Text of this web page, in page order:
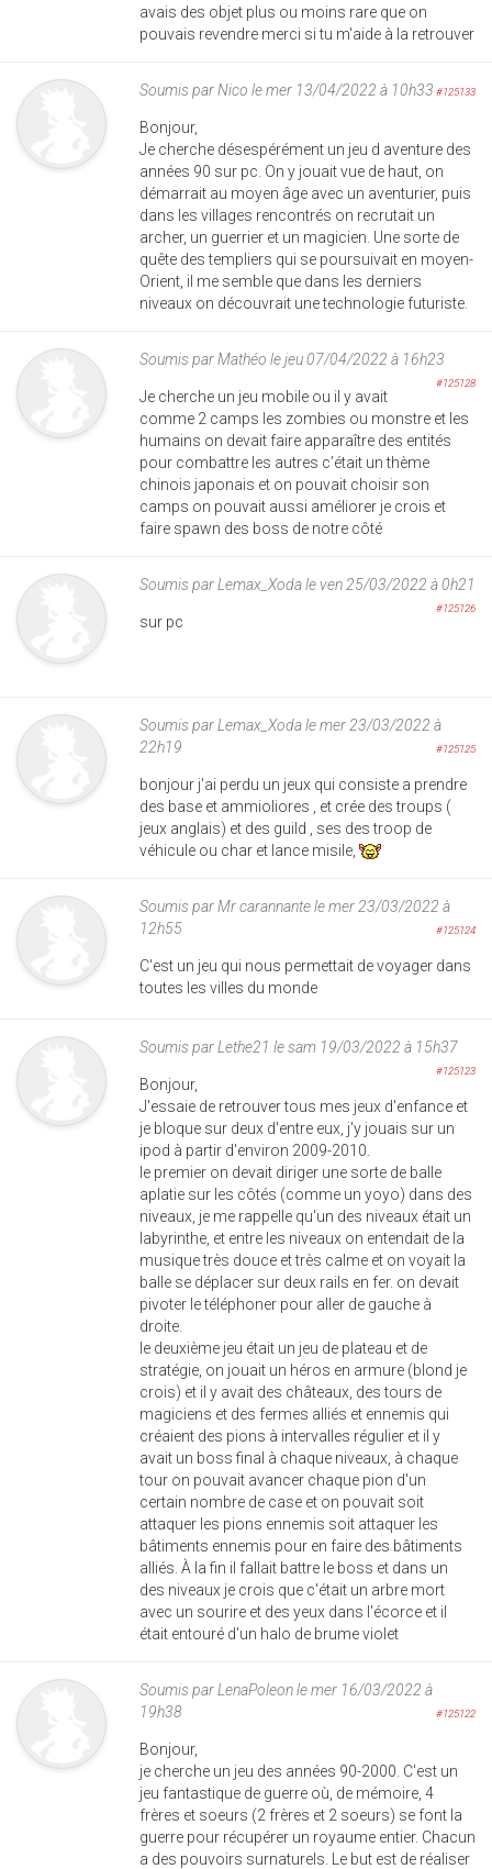
avais des objet plus ou moins rare que on
pouvais revendre merci si tu m'aide à la retrouver
Soumis parNico le mer 13/04/2022 à 10h33 #125133
Bonjour,
Je cherche désespérément un jeu d aventure des
années 90 sur pc. On y jouait vue de haut, on
démarrait au moyen âge avec un aventurier, puis
dans les villages rencontrés on recrutait un
archer, un guerrier et un magicien. Une sorte de
quête des templiers qui se poursuivait en moyen-
Orient, il me semble que dans les derniers
niveaux on découvrait une technologie futuriste.
Soumis parMathéo le jeu 07/04/2022 à 16h23
#125128
Je cherche un jeu mobile ou il y avait
comme 2 camps les zombies ou monstre et les
humains on devait faire apparaître des entités
pour combattre les autres c’était un thème
chinois japonais et on pouvait choisir son
camps on pouvait aussi améliorer je crois et
faire spawn des boss de notre côté
Soumis parLemax_Xodale ven 25/03/2022 à 0h21
#125126
sur pc
Soumis parLemax_Xodale mer 23/03/2022 à
22h19
#125125
bonjour j'ai perdu un jeux qui consiste a prendre
des base et ammioliores , et crée des troups (
jeux anglais) et des guild , ses des troop de
véhicule ou char et lance misile,
Soumis parMr carannantele mer 23/03/2022 à
12h55
#125124
C'est un jeu qui nous permettait de voyager dans
toutes les villes du monde
Soumis parLethe21 le sam 19/03/2022 à 15h37
#125123
Bonjour,
J'essaie de retrouver tous mes jeux d'enfance et
je bloque sur deux d'entre eux, j'y jouais sur un
ipod à partir d'environ 2009-2010.
le premier on devait diriger une sorte de balle
aplatie sur les côtés (comme un yoyo) dans des
niveaux, je me rappelle qu'un des niveaux était un
labyrinthe, et entre les niveaux on entendait de la
musique très douce et très calme et on voyait la
balle se déplacer sur deux rails en fer. on devait
pivoter le téléphoner pour aller de gauche à
droite.
le deuxième jeu était un jeu de plateau et de
stratégie, on jouait un héros en armure (blond je
crois) et il y avait des châteaux, des tours de
magiciens et des fermes alliés et ennemis qui
créaient des pions à intervalles régulier et il y
avait un boss final à chaque niveaux, à chaque
tour on pouvait avancer chaque pion d'un
certain nombre de case et on pouvait soit
attaquer les pions ennemis soit attaquer les
bâtiments ennemis pour en faire des bâtiments
alliés. À la fin il fallait battre le boss et dans un
des niveaux je crois que c'était un arbre mort
avec un sourire et des yeux dans l'écorce et il
était entouré d'un halo de brume violet
Soumis parLenaPoleonle mer 16/03/2022 à
19h38
#125122
Bonjour,
je cherche un jeu des années 90-2000. C'est un
jeu fantastique de guerre où, de mémoire, 4
frères et soeurs (2 frères et 2 soeurs) se font la
guerre pour récupérer un royaume entier. Chacun
a des pouvoirs surnaturels. Le but est de réaliser